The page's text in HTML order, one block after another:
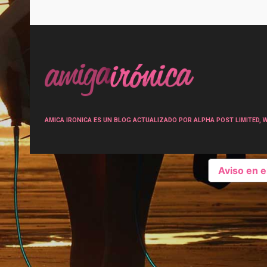
AMICA IRONICA ES UN BLOG ACTUALIZADO POR ALPHA POST
Aviso en